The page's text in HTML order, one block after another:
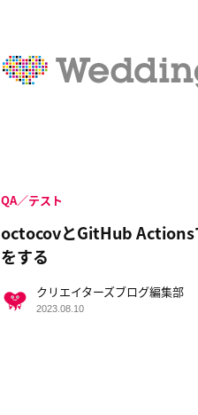
octocovとGitHub Actions
をする
QA／テスト
クリエイターズブログ編集部
2023.08.10